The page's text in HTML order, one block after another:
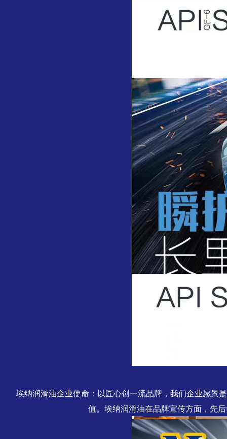
埃纳润滑油企业使命：以匠心创一流品牌，我们企业愿景
值。埃纳润滑油在品牌宣传方面，先